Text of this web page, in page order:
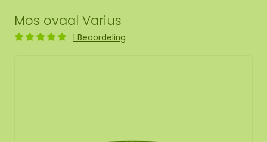
Mos ovaal Varius
1 Beoordeling